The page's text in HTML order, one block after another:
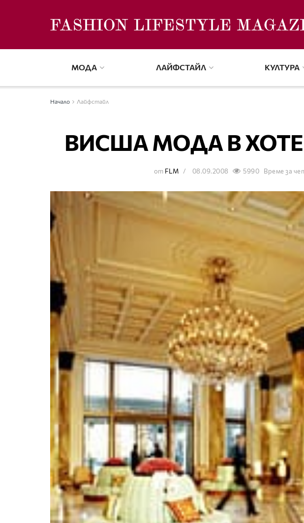
МОДА ЛАЙФСТАЙЛ КУЛТУРА
Начало Лайфстайл
ВИСША МОДА В
от FLM 08.09.2008 5990 Време за